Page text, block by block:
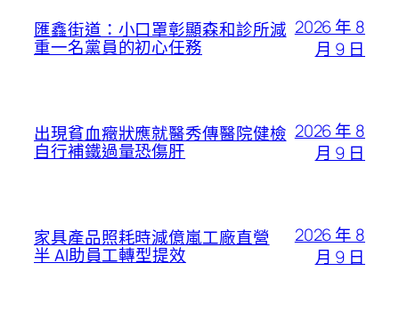
匯鑫街道：小口罩彰顯森和診所減
重一名黨員的初心任務
2026 年 8
月 9 日
出現貧血癥狀應就醫秀傳醫院健檢
自行補鐵過量恐傷肝
2026 年 8
月 9 日
家具產品照耗時減億嵐工廠直營
半 AI助員工轉型提效
2026 年 8
月 9 日